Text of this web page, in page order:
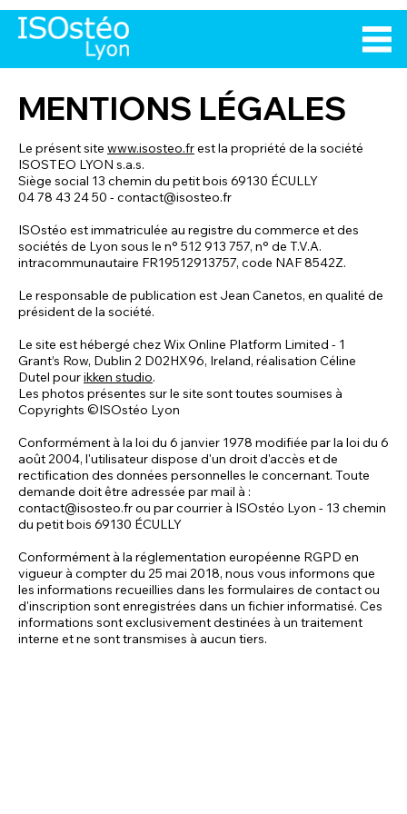
MENTIONS LÉGALES
Le présent site www.isosteo.frest la propriété de la société
ISOSTEO LYON s.a.s.
Siège social 13 chemin du petit bois 69130 ÉCULLY
04 78 43 24 50 - contact@isosteo.fr
ISOstéo est immatriculée au registre du commerce et des
sociétés de Lyon sous le n° 512 913 757, n° de T.V.A.
intracommunautaire FR19512913757, code NAF 8542Z.
Le responsable de publication est Jean Canetos, en qualité de
président de la société.
Le site est hébergé chez Wix Online Platform Limited - 1
Grant’s Row, Dublin 2 D02HX96, Ireland, réalisation Céline
Dutel pourikken studio.
Les photos présentes sur le site sont toutes soumises à
Copyrights ©ISOstéo Lyon
Conformément à la loi du 6 janvier 1978 modifiée par la loi du 6
août 2004, l'utilisateur dispose d'un droit d'accès et de
rectification des données personnelles le concernant. Toute
demande doit être adressée par mail à :
contact@isosteo.frou par courrier à ISOstéo Lyon - 13 chemin
du petit bois 69130 ÉCULLY
Conformément à la réglementation européenne RGPD en
vigueur à compter du 25 mai 2018, nous vous informons que
les informations recueillies dans les formulaires de contact ou
d'inscription sont enregistrées dans un fichier informatisé. Ces
informations sont exclusivement destinées à un traitement
interne et ne sont transmises à aucun tiers.​